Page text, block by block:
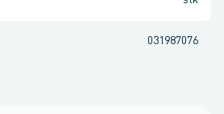
031987076